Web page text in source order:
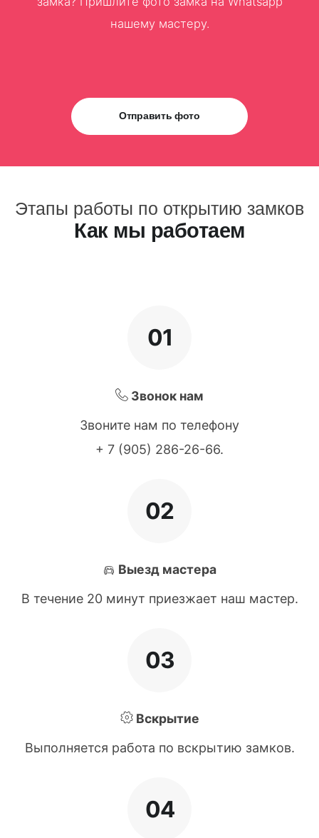
нашему мастеру.
Отправить фото
Этапы работы по открытию замков
Как мы работаем
01
Звонок нам
Звоните нам по телефону
+ 7 (905) 286-26-66.
02
Выезд мастера
В течение 20 минут приезжает наш мастер.
03
Вскрытие
Выполняется работа по вскрытию замков.
04